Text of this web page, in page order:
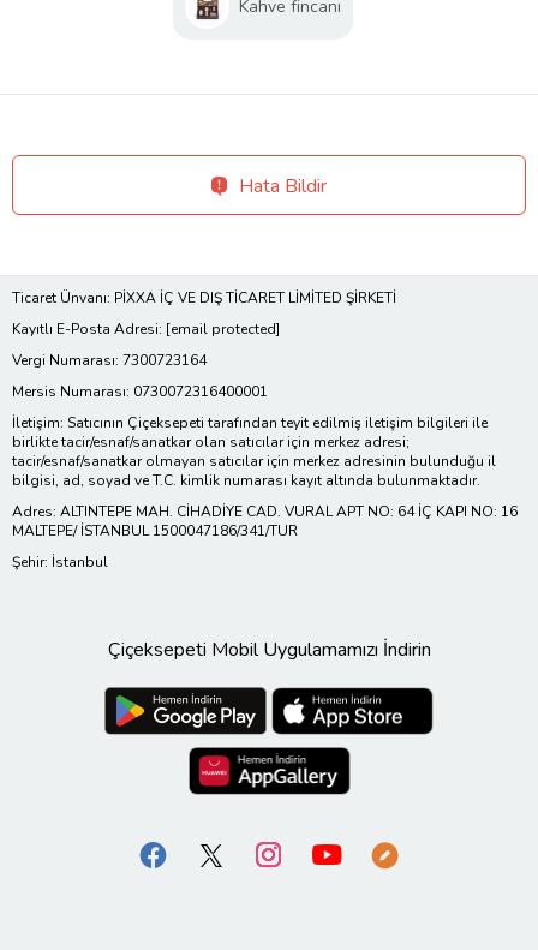
Kahve fincanı
Hata Bildir
Ticaret Ünvanı: PİXXA İÇ VE DIŞ TİCARET LİMİTED ŞİRKETİ
Kayıtlı E-Posta Adresi: [email protected]
Vergi Numarası: 7300723164
Mersis Numarası: 0730072316400001
İletişim: Satıcının Çiçeksepeti tarafından teyit edilmiş iletişim bilgileri ile
birlikte tacir/esnaf/sanatkar olan satıcılar için merkez adresi;
tacir/esnaf/sanatkar olmayan satıcılar için merkez adresinin bulunduğu il
bilgisi, ad, soyad ve T.C. kimlik numarası kayıt altında bulunmaktadır.
Adres: ALTINTEPE MAH. CİHADİYE CAD. VURAL APT NO: 64 İÇ KAPI NO: 16
MALTEPE/ İSTANBUL 1500047186/341/TUR
Şehir: İstanbul
Çiçeksepeti Mobil Uygulamamızı İndirin